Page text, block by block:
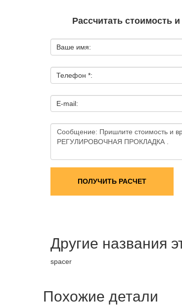
Рассчитать стоимость
Ваше имя:
Телефон *:
E-mail:
ПОЛУЧИТЬ РАСЧЕТ
Другие названия
spacer
Похожие детали